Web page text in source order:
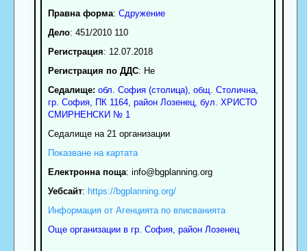
Правна форма: Сдружение
Дело: 451/2010 110
Регистрация: 12.07.2018
Регистрация по ДДС: Нe
Седалище: обл. София (столица), общ. Столична,
гр. София, ПК 1164, район Лозенец, бул. ХРИСТО
СМИРНЕНСКИ № 1
Седалище на 21 организации
Показване на картата
Електронна поща: info@bgplanning.org
Уебсайт: https://bgplanning.org/
Информация от Агенцията по вписванията
Още организации в гр. София, район Лозенец